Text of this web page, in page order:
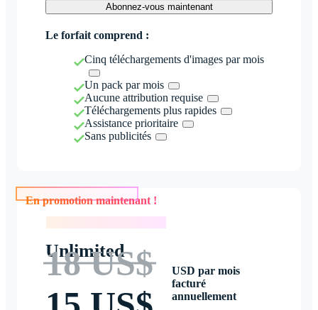
Abonnez-vous maintenant
Le forfait comprend :
Cinq téléchargements d'images par mois
Un pack par mois
Aucune attribution requise
Téléchargements plus rapides
Assistance prioritaire
Sans publicités
En promotion maintenant !
Unlimited
18 US$
USD par mois
facturé
annuellement